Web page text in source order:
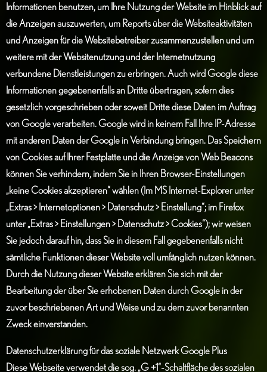
Informationen benutzen, um Ihre Nutzung der Website im Hinblick auf
die Anzeigen auszuwerten, um Reports über die Websiteaktivitäten
und Anzeigen für die Websitebetreiber zusammenzustellen und um
weitere mit der Websitenutzung und der Internetnutzung
verbundene Dienstleistungen zu erbringen. Auch wird Google diese
Informationen gegebenenfalls an Dritte übertragen, sofern dies
gesetzlich vorgeschrieben oder soweit Dritte diese Daten im Auftrag
von Google verarbeiten. Google wird in keinem Fall Ihre IP-Adresse
mit anderen Daten der Google in Verbindung bringen. Das Speichern
von Cookies auf Ihrer Festplatte und die Anzeige von Web Beacons
können Sie verhindern, indem Sie in Ihren Browser-Einstellungen
„keine Cookies akzeptieren“ wählen (Im MS Internet-Explorer unter
„Extras > Internetoptionen > Datenschutz > Einstellung“; im Firefox
unter „Extras > Einstellungen > Datenschutz > Cookies“); wir weisen
Sie jedoch darauf hin, dass Sie in diesem Fall gegebenenfalls nicht
sämtliche Funktionen dieser Website voll umfänglich nutzen können.
Durch die Nutzung dieser Website erklären Sie sich mit der
Bearbeitung der über Sie erhobenen Daten durch Google in der
zuvor beschriebenen Art und Weise und zu dem zuvor benannten
Zweck einverstanden.
Datenschutzerklärung für das soziale Netzwerk Google Plus
Diese Webseite verwendet die sog. „G +1“-Schaltfläche des sozialen